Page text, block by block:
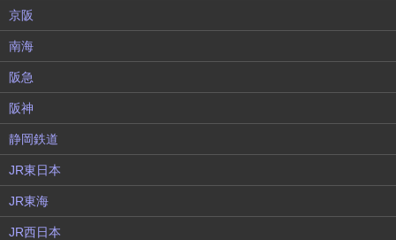
京阪
南海
阪急
阪神
静岡鉄道
JR東日本
JR東海
JR西日本